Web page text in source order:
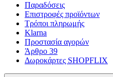
Παραδόσεις
Επιστροφές προϊόντων
Τρόποι πληρωμής
Klarna
Προστασία αγορών
Άρθρο 39
Δωροκάρτες SHOPFLIX